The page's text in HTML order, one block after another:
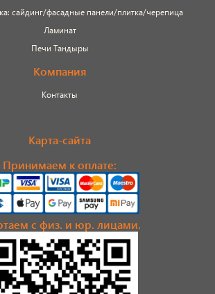
сайдинг/фасадные панели/плитка/черепица
Ламинат
Печи Тандыры
Компания
Контакты
Карта-сайта
Принимаем к оплате:
с физ. и юр. лицами.